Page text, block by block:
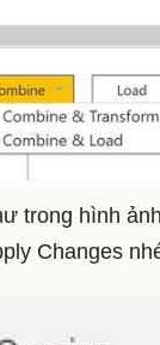
trong hình
Changes